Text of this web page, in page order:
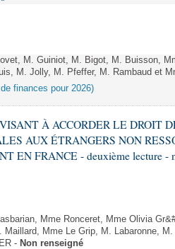
M. Guiniot, M. Bigot, M. Buisson,
M. Jolly, M. Pfeffer, M. Rambaud et
finances pour 2026)
VISANT À ACCORDER LE DROIT
AUX ÉTRANGERS NON
EN FRANCE - deuxième lecture -
Mme Ronceret, Mme Olivia
Maillard, Mme Le Grip, M. Labaronne,
- Non renseigné